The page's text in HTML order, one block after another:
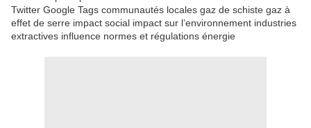
Twitter Google Tags communautés locales gaz de schiste gaz à
effet de serre impact social impact sur l’environnement industries
extractives influence normes et régulations énergie